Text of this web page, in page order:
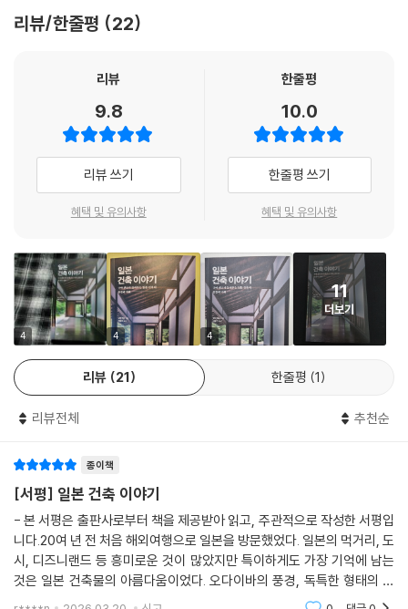
반건축의 시대를 넘어서며 그려낸 이 역사는 약함과 작음을 무기로 하는
일본을 어떻게 인식하였는지를 통해 묘사하는 하나의 일본론이라 할 수 있
으로 재발견하는 계기를 줄 것이다.
일본 건축에 대한 구마 겐고의 견해는, 건축에 관심이 있는 독자는 물론, 본
격적으로 건축을 전공하고 연구하는 독자들에게도 적지 않은 시사점을 제
공해줄 것이다.
리뷰/한줄평 22
리뷰
9.8
리뷰 쓰기
혜택 및 유의사항
한줄평
10.0
한줄평 쓰기
혜택 및 유의사항
4 4 4
11
더보기
리뷰 21 한줄평 1
리뷰전체 추천순
종이책
[서평] 일본 건축 이야기
- 본 서평은 출판사로부터 책을 제공받아 읽고, 주관적으로 작성한 서평입
니다.20여 년 전 처음 해외여행으로 일본을 방문했었다. 일본의 먹거리, 도
시, 디즈니랜드 등 흥미로운 것이 많았지만 특이하게도 가장 기억에 남는
것은 일본 건축물의 아름다움이었다. 오다이바의 풍경, 독특한 형태의 후
지TV 본사, 그리고 고즈넉한 천황궁 등은 첫 해외여행이라는 감격과 함께